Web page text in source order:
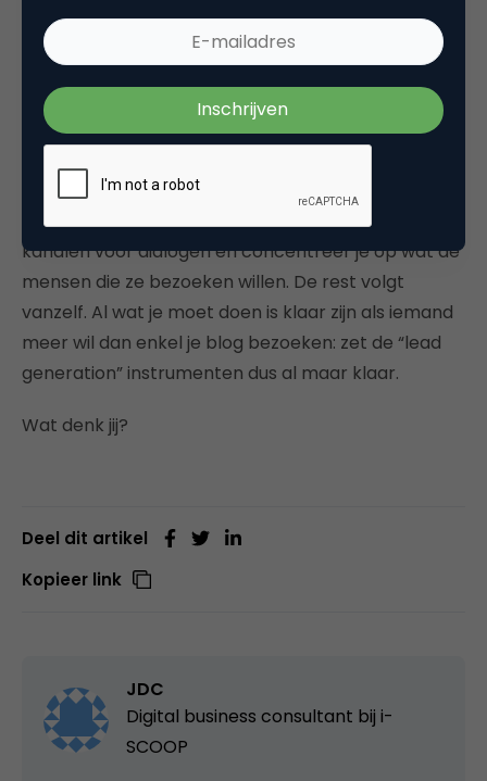
Planning, organisatie en het in leven houden van de
verhalen wordt belangrijker.
Bedrijven moeten en zullen hun bedrijfsgericht
en narcistisch blogmodel loslaten.Zie blogs niet
middelen om te tonen hoe goed en slim je wel bent.
Zie ze zelfs iets minder als SEO-wonderen. Zie ze als
kanalen voor dialogen en concentreer je op wat de
mensen die ze bezoeken willen. De rest volgt
vanzelf. Al wat je moet doen is klaar zijn als iemand
meer wil dan enkel je blog bezoeken: zet de “lead
generation” instrumenten dus al maar klaar.
Wat denk jij?
Deel dit artikel
Kopieer link
JDC
Digital business consultant bij i-
SCOOP